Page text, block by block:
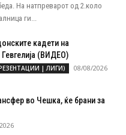
На натпреварот од 2.коло
ги...
кадети на
(ВИДЕО)
| ЛИГИ) 08/08/2026
во Чешка, ќе брани за